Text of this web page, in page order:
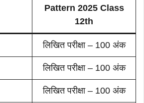
Pattern 2025 Class
12th
लिखित परीक्षा – 100 अंक
लिखित परीक्षा – 100 अंक
लिखित परीक्षा – 100 अंक